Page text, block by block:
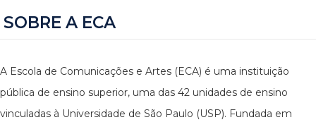
SOBRE A ECA
A Escola de Comunicações e Artes (ECA) é uma instituição
pública de ensino superior, uma das 42 unidades de ensino
vinculadas à Universidade de São Paulo (USP). Fundada em